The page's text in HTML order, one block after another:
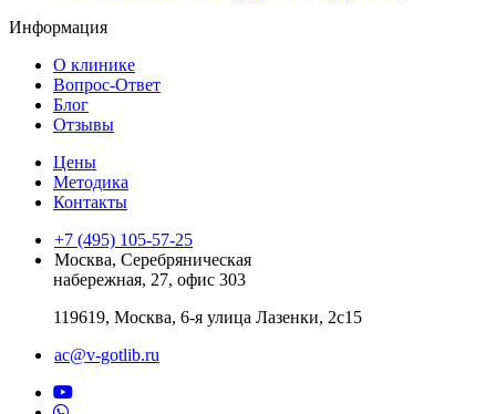
Информация
О клинике
Вопрос-Ответ
Блог
Отзывы
Цены
Методика
Контакты
+7 (495) 105-57-25
Москва, Серебряническая
набережная, 27, офис 303
119619, Москва, 6-я улица Лазенки, 2с15
ac@v-gotlib.ru